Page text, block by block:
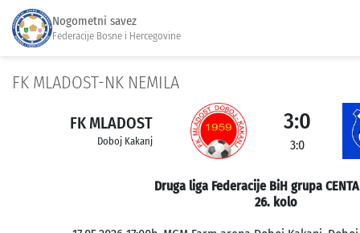
Nogometni savez
Federacije Bosne i Hercegovine
FK MLADOST-NK NEMILA
FK MLADOST
Doboj Kakanj
3:0
3:0
Druga liga Federacije BiH grupa
26. kolo